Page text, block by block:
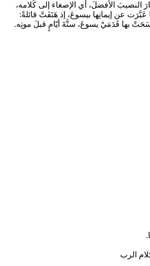
النصيبَ الأفضلَ، أي الإصغاء إلى كَلامه،
يوحنا (11: 1-45)، في حادثةِ إقامةِ لَعازرَ من الموتِ، فيها عَبَّرَت عن إيمانِها بيسوعَ، إذ هَتَفَتْ قائلةً:
بها قَدَمَيْ يسوعَ، ستَّةَ أيّامٍ قبلَ موتِه.
الرب